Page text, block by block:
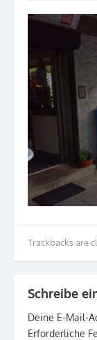
Trackbacks are
Schreibe
Deine E-Mail-
Erforderliche